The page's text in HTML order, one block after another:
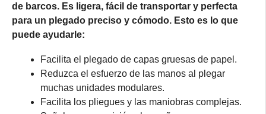
de barcos. Es ligera, fácil de transportar y perfecta
para un plegado preciso y cómodo. Esto es lo que
puede ayudarle:
Facilita el plegado de capas gruesas de papel.
Reduzca el esfuerzo de las manos al plegar
muchas unidades modulares.
Facilita los pliegues y las maniobras complejas.